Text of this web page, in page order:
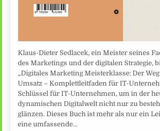
Klaus-Dieter Sedlacek, ein Meister seines
des Marketings und der digitalen Strategie,
„Digitales Marketing Meisterklasse: Der
Umsatz – Komplettleitfaden für IT-
Schlüssel für IT-Unternehmen, um in der
dynamischen Digitalwelt nicht nur zu
glänzen. Dieses Buch ist mehr als nur ein
eine umfassende…